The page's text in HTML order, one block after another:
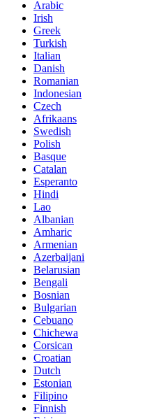
Arabic
Irish
Greek
Turkish
Italian
Danish
Romanian
Indonesian
Czech
Afrikaans
Swedish
Polish
Basque
Catalan
Esperanto
Hindi
Lao
Albanian
Amharic
Armenian
Azerbaijani
Belarusian
Bengali
Bosnian
Bulgarian
Cebuano
Chichewa
Corsican
Croatian
Dutch
Estonian
Filipino
Finnish